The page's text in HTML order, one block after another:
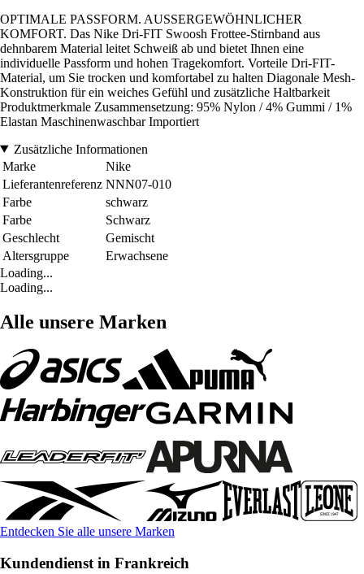
OPTIMALE PASSFORM. AUSSERGEWÖHNLICHER
KOMFORT. Das Nike Dri-FIT Swoosh Frottee-Stirnband aus
dehnbarem Material leitet Schweiß ab und bietet Ihnen eine
individuelle Passform und hohen Tragekomfort. Vorteile Dri-FIT-
Material, um Sie trocken und komfortabel zu halten Diagonale Mesh-
Konstruktion für ein weiches Gefühl und zusätzliche Haltbarkeit
Produktmerkmale Zusammensetzung: 95% Nylon / 4% Gummi / 1%
Elastan Maschinenwaschbar Importiert
Zusätzliche Informationen
Marke
Nike
Lieferantenreferenz NNN07-010
Farbe
schwarz
Farbe
Schwarz
Geschlecht
Gemischt
Altersgruppe
Erwachsene
Loading...
Loading...
Alle unsere Marken
Entdecken Sie alle unsere Marken
Kundendienst in Frankreich